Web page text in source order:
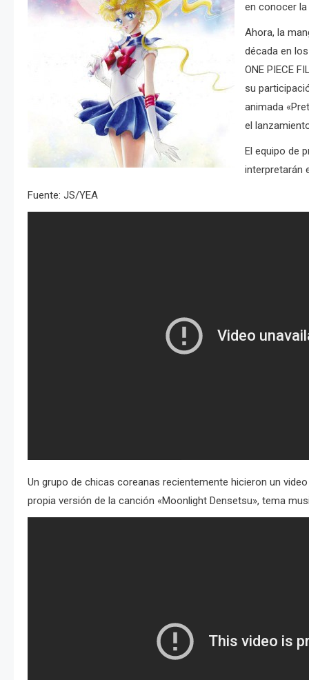
en conocer
Ahora, la
década en
ONE PIECE
su
animada
el
El equipo de
interpretarán
Fuente: JS/YEA
Un grupo de chicas coreanas recientemente hicieron un
propia versión de la canción «Moonlight Densetsu», tema